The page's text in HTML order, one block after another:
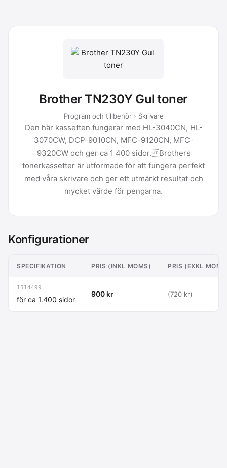
Brother TN230Y Gul toner
Program och tillbehör › Skrivare
Den här kassetten fungerar med HL-3040CN, HL-
3070CW, DCP-9010CN, MFC-9120CN, MFC-
9320CW och ger ca 1 400 sidor. Brothers
tonerkassetter är utformade för att fungera perfekt
med våra skrivare och ger ett utmärkt resultat och
mycket värde för pengarna.
Konfigurationer
SPECIFIKATION PRIS (INKL MOMS) PRIS (EXKL
1514499
för ca 1.400 sidor
900 kr (720 kr)